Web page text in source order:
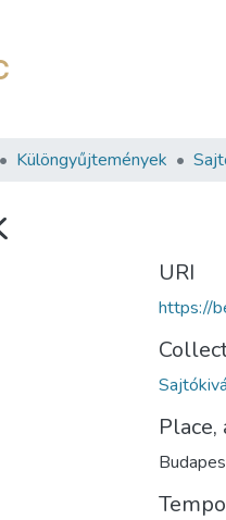
Különgyűjtemények
URI
https://
Place,